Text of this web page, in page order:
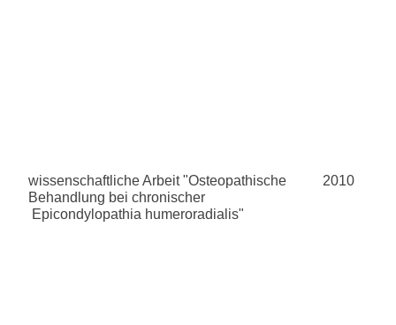
wissenschaftliche Arbeit "Osteopathische
Behandlung bei chronischer
Epicondylopathia humeroradialis"
2010